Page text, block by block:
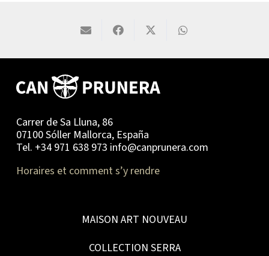
Carrer de Sa Lluna, 86
07100 Sóller Mallorca, España
Tel. +34 971 638 973 info@canprunera.com
Horaires et comment s’y rendre
MAISON ART NOUVEAU
COLLECTION SERRA